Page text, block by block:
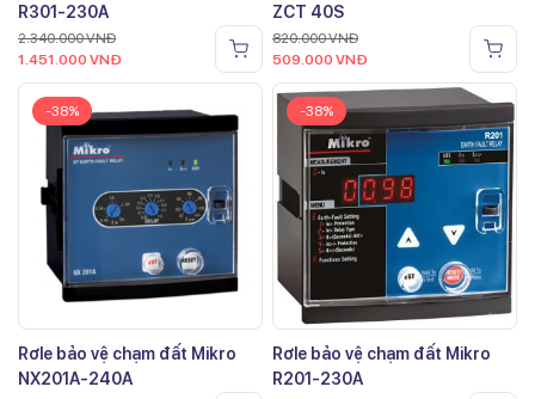
R301-230A
2.340.000VNĐ
1.451.000 VNĐ
ZCT 40S
820.000VNĐ
509.000 VNĐ
-38%
Rơle bảo vệ chạm đất Mikro
NX201A-240A
-38%
Rơle bảo vệ chạm đất Mikro
R201-230A